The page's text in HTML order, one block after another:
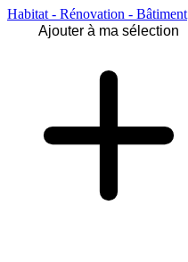
Habitat - Rénovation - Bâtiment
Ajouter à ma sélection